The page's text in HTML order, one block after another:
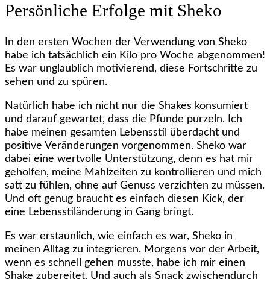
Persönliche Erfolge mit Sheko
In den ersten Wochen der Verwendung von Sheko
habe ich tatsächlich ein Kilo pro Woche abgenommen!
Es war unglaublich motivierend, diese Fortschritte zu
sehen und zu spüren.
Natürlich habe ich nicht nur die Shakes konsumiert
und darauf gewartet, dass die Pfunde purzeln. Ich
habe meinen gesamten Lebensstil überdacht und
positive Veränderungen vorgenommen. Sheko war
dabei eine wertvolle Unterstützung, denn es hat mir
geholfen, meine Mahlzeiten zu kontrollieren und mich
satt zu fühlen, ohne auf Genuss verzichten zu müssen.
Und oft genug braucht es einfach diesen Kick, der
eine Lebensstiländerung in Gang bringt.
Es war erstaunlich, wie einfach es war, Sheko in
meinen Alltag zu integrieren. Morgens vor der Arbeit,
wenn es schnell gehen musste, habe ich mir einen
Shake zubereitet. Und auch als Snack zwischendurch